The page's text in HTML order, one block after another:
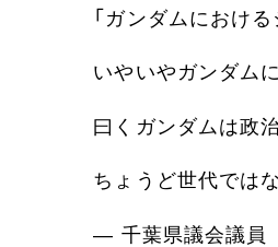
「ガンダムにおけ
いやいやガンダム
曰くガンダムは政
ちょうど世代では
— 千葉県議会議